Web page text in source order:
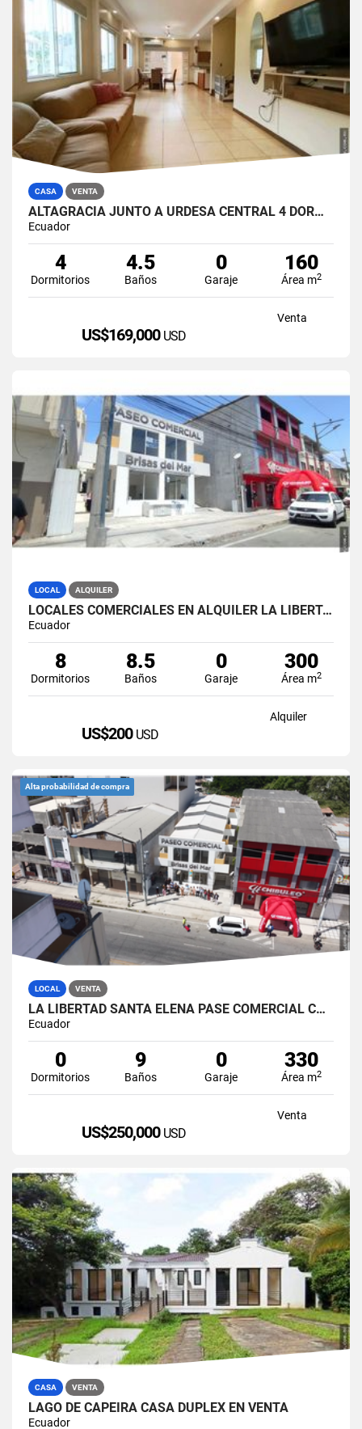
CASA VENTA
ALTAGRACIA JUNTO A URDESA CENTRAL 4 DORMITORIOS CASA EN VENTA
Ecuador
4
Dormitorios
4.5
Baños
0
Garaje
160
Área m2
Venta
US$169,000 USD
LOCAL ALQUILER
LOCALES COMERCIALES EN ALQUILER LA LIBERTAD AV. 9 OCTUBRE
Ecuador
8
Dormitorios
8.5
Baños
0
Garaje
300
Área m2
Alquiler
US$200 USD
Alta probabilidad de compra
LOCAL VENTA
LA LIBERTAD SANTA ELENA PASE COMERCIAL CON 8 LOCALES EN VENTA
Ecuador
0
Dormitorios
9
Baños
0
Garaje
330
Área m2
Venta
US$250,000 USD
CASA VENTA
LAGO DE CAPEIRA CASA DUPLEX EN VENTA
Ecuador